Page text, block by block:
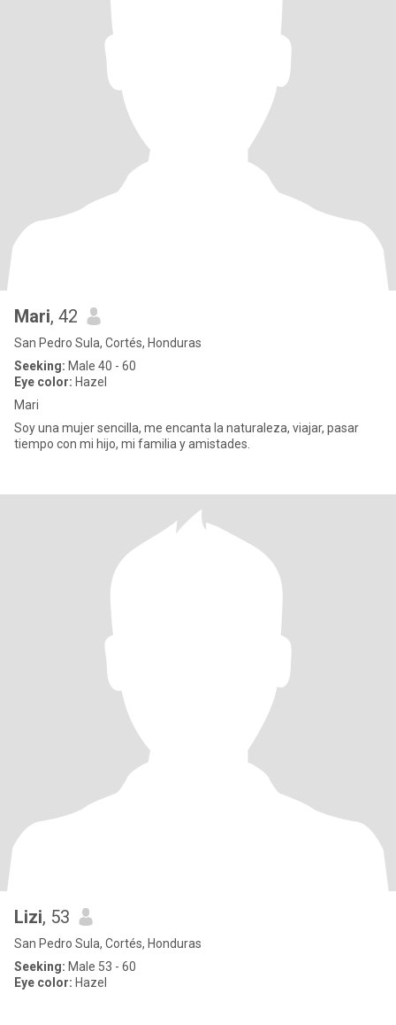
Mari, 42
San Pedro Sula, Cortés, Honduras
Seeking: Male 40 - 60
Eye color: Hazel
Mari
Soy una mujer sencilla, me encanta la naturaleza, viajar, pasar
tiempo con mi hijo, mi familia y amistades.
Lizi, 53
San Pedro Sula, Cortés, Honduras
Seeking: Male 53 - 60
Eye color: Hazel